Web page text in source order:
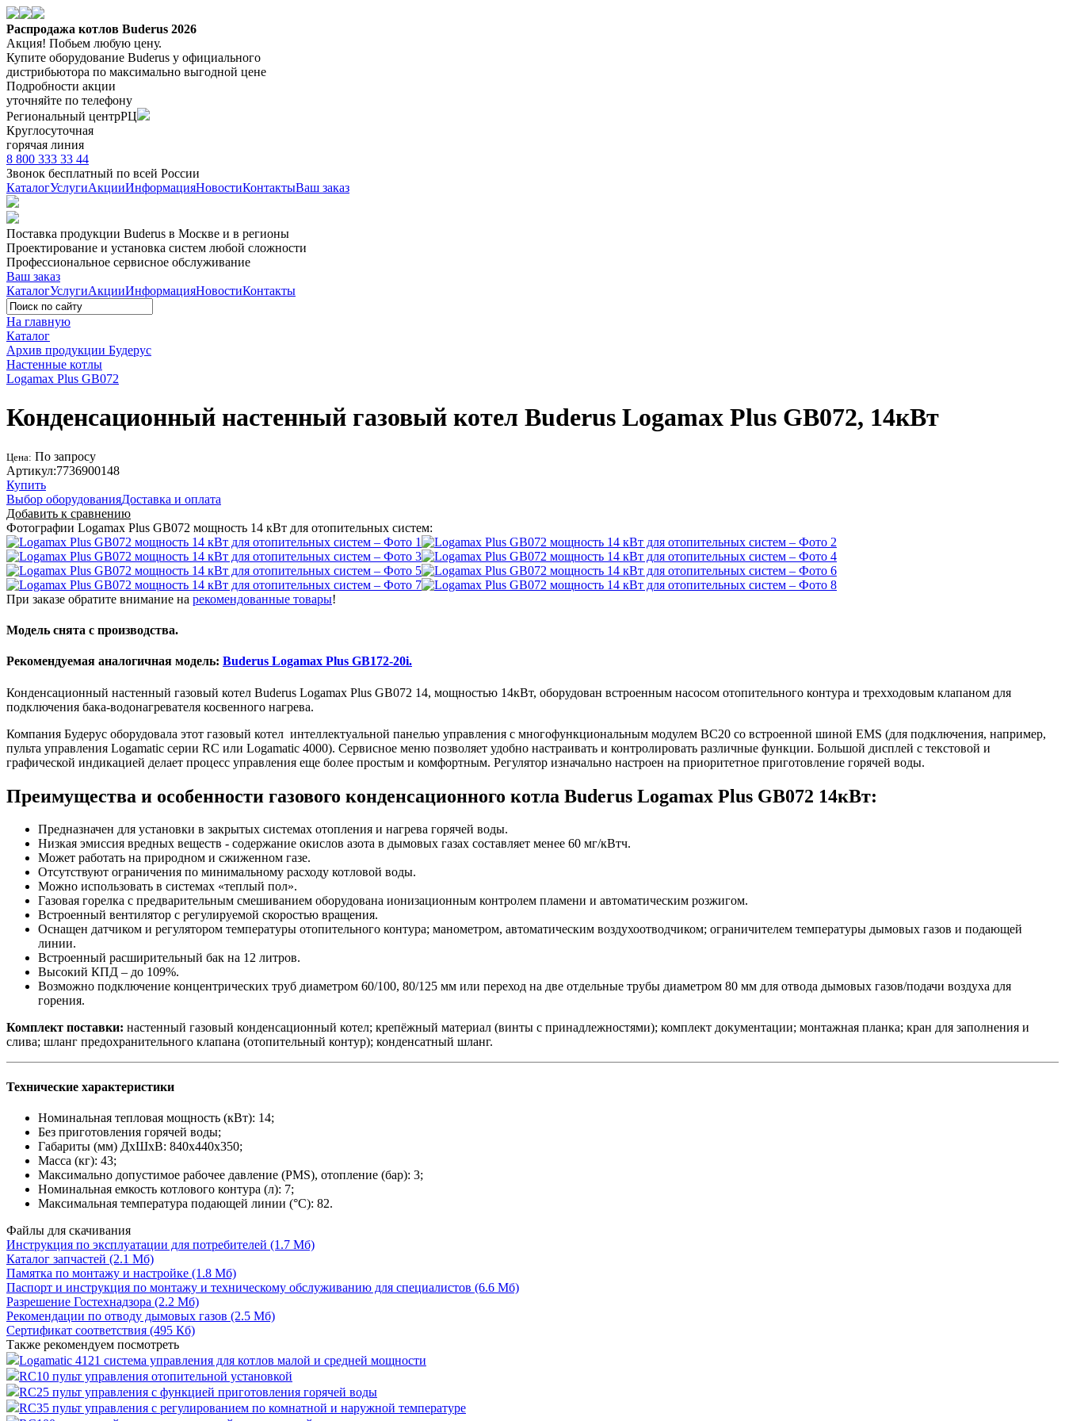
Распродажа котлов Buderus 2026
Акция! Побьем любую цену.
Купите оборудование Buderus у официального
дистрибьютора по максимально выгодной цене
Подробности акции
уточняйте по телефону
Региональный центрРЦ
Круглосуточная
горячая линия
8 800 333 33 44
Звонок бесплатный по всей России
КаталогУслугиАкцииИнформацияНовостиКонтактыВаш заказ
Поставка продукции Buderus в Москве и в регионы
Проектирование и установка систем любой сложности
Профессиональное сервисное обслуживание
Ваш заказ
КаталогУслугиАкцииИнформацияНовостиКонтакты
На главную
Каталог
Архив продукции Будерус
Настенные котлы
Logamax Plus GB072
Конденсационный настенный газовый котел Buderus Logamax Plus GB072, 14кВт
Цена: По запросу
Артикул:7736900148
Купить
Выбор оборудованияДоставка и оплата
Добавить к сравнению
Фотографии Logamax Plus GB072 мощность 14 кВт для отопительных систем:
При заказе обратите внимание на рекомендованные товары!
Модель снята с производства.
Рекомендуемая аналогичная модель: Buderus Logamax Plus GB172-20i.
Конденсационный настенный газовый котел Buderus Logamax Plus GB072 14, мощностью 14кВт, оборудован встроенным насосом отопительного контура и трехходовым клапаном для
подключения бака-водонагревателя косвенного нагрева.
Компания Будерус оборудовала этот газовый котел интеллектуальной панелью управления с многофункциональным модулем BC20 со встроенной шиной EMS (для подключения, например,
пульта управления Logamatic серии RC или Logamatic 4000). Сервисное меню позволяет удобно настраивать и контролировать различные функции. Большой дисплей с текстовой и
графической индикацией делает процесс управления еще более простым и комфортным. Регулятор изначально настроен на приоритетное приготовление горячей воды.
Преимущества и особенности газового конденсационного котла Buderus Logamax Plus GB072 14кВт:
Предназначен для установки в закрытых системах отопления и нагрева горячей воды.
Низкая эмиссия вредных веществ - содержание окислов азота в дымовых газах составляет менее 60 мг/кВтч.
Может работать на природном и сжиженном газе.
Отсутствуют ограничения по минимальному расходу котловой воды.
Можно использовать в системах «теплый пол».
Газовая горелка с предварительным смешиванием оборудована ионизационным контролем пламени и автоматическим розжигом.
Встроенный вентилятор с регулируемой скоростью вращения.
Оснащен датчиком и регулятором температуры отопительного контура; манометром, автоматическим воздухоотводчиком; ограничителем температуры дымовых газов и подающей
линии.
Встроенный расширительный бак на 12 литров.
Высокий КПД – до 109%.
Возможно подключение концентрических труб диаметром 60/100, 80/125 мм или переход на две отдельные трубы диаметром 80 мм для отвода дымовых газов/подачи воздуха для
горения.
Комплект поставки: настенный газовый конденсационный котел; крепёжный материал (винты с принадлежностями); комплект документации; монтажная планка; кран для заполнения и
слива; шланг предохранительного клапана (отопительный контур); конденсатный шланг.
Технические характеристики
Номинальная тепловая мощность (кВт): 14;
Без приготовления горячей воды;
Габариты (мм) ДхШхВ: 840х440х350;
Масса (кг): 43;
Максимально допустимое рабочее давление (PMS), отопление (бар): 3;
Номинальная емкость котлового контура (л): 7;
Максимальная температура подающей линии (°С): 82.
Файлы для скачивания
Инструкция по эксплуатации для потребителей (1.7 Мб)
Каталог запчастей (2.1 Мб)
Памятка по монтажу и настройке (1.8 Мб)
Паспорт и инструкция по монтажу и техническому обслуживанию для специалистов (6.6 Мб)
Разрешение Гостехнадзора (2.2 Мб)
Рекомендации по отводу дымовых газов (2.5 Мб)
Сертификат соответствия (495 Кб)
Также рекомендуем посмотреть
Logamatic 4121 система управления для котлов малой и средней мощности
RC10 пульт управления отопительной установкой
RC25 пульт управления с функцией приготовления горячей воды
RC35 пульт управления с регулированием по комнатной и наружной температуре